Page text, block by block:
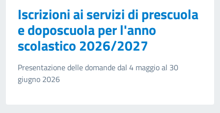
Iscrizioni ai servizi di prescuola
e doposcuola per l'anno
scolastico 2026/2027
Presentazione delle domande dal 4 maggio al 30
giugno 2026